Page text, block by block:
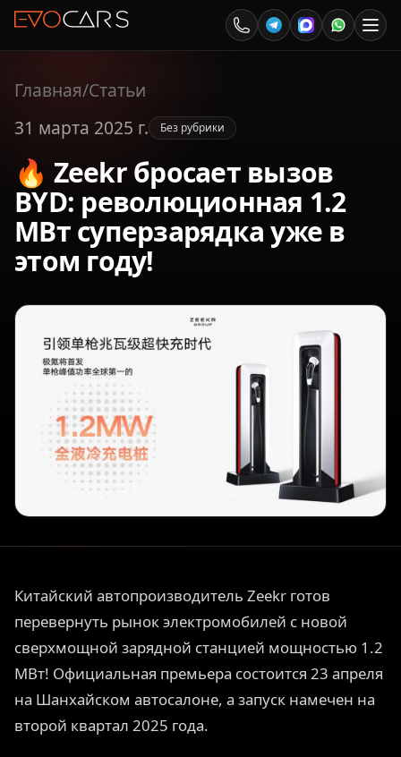
Главная/Статьи
31 марта 2025 г.
Без рубрики
🔥 Zeekr бросает вызов
BYD: революционная 1.2
МВт суперзарядка уже в
этом году!
Китайский автопроизводитель Zeekr готов
перевернуть рынок электромобилей с новой
сверхмощной зарядной станцией мощностью 1.2
МВт! Официальная премьера состоится 23 апреля
на Шанхайском автосалоне, а запуск намечен на
второй квартал 2025 года.